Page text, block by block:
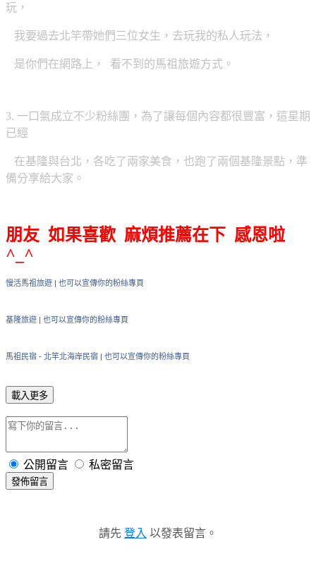
玩，
我要過去北竿帶她們三位女生，去玩我的私人玩法，
是你們在網路上， 看不到的馬祖旅遊方式。
3. 一口氣成立不少粉絲團，為了讓每個內容都很豐富， 這星期
已經
在基隆與台北，各吃了兩家美食，也跑了兩個基隆景點， 準
備分享給大家。
朋友 如果喜歡 麻煩推薦在下 感恩啦
^_^
慢活馬祖旅遊 | 也可以宣傳你的粉絲專頁
基隆旅遊 | 也可以宣傳你的粉絲專頁
馬祖民宿 - 北竿北海岸民宿 | 也可以宣傳你的粉絲專頁
載入更多
公開留言 私密留言
發佈留言
請先 登入 以發表留言。